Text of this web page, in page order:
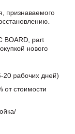
признаваемого
BOARD, part
нового
20 рабочих дней)
от стоимости